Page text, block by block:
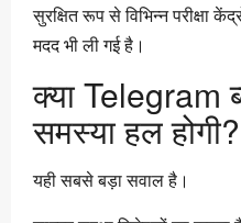
सुरक्षित रूप से विभिन्न परीक्षा
मदद भी ली गई है।
क्या Telegram
समस्या हल होगी?
यही सबसे बड़ा सवाल है।